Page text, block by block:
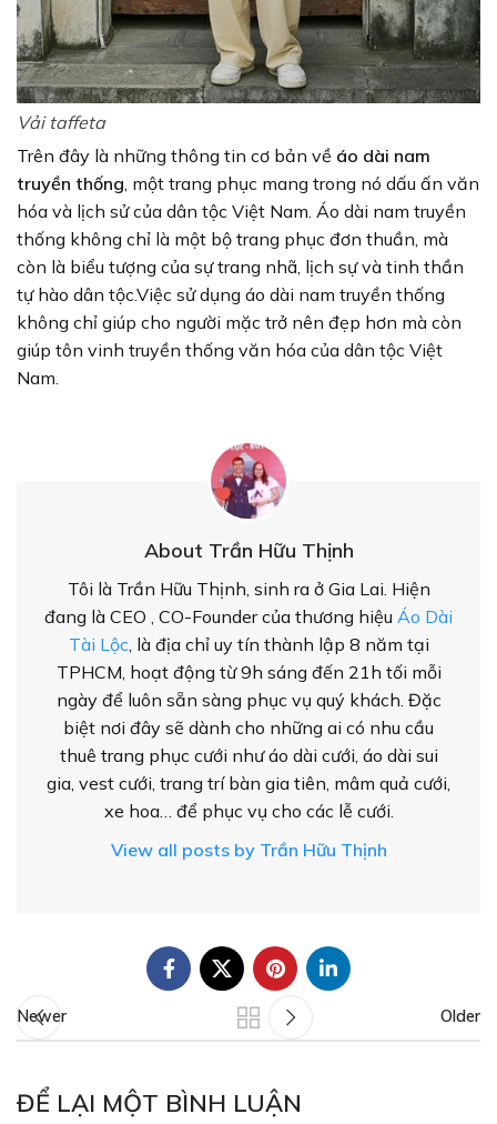
Vải taffeta
Trên đây là những thông tin cơ bản về áo dài nam
truyền thống , một trang phục mang trong nó dấu ấn văn
hóa và lịch sử của dân tộc Việt Nam. Áo dài nam truyền
thống không chỉ là một bộ trang phục đơn thuần, mà
còn là biểu tượng của sự trang nhã, lịch sự và tinh thần
tự hào dân tộc.Việc sử dụng áo dài nam truyền thống
không chỉ giúp cho người mặc trở nên đẹp hơn mà còn
giúp tôn vinh truyền thống văn hóa của dân tộc Việt
Nam.
About Trần Hữu Thịnh
Tôi là Trần Hữu Thịnh, sinh ra ở Gia Lai. Hiện
đang là CEO , CO-Founder của thương hiệu Áo Dài
Tài Lộc , là địa chỉ uy tín thành lập 8 năm tại
TPHCM, hoạt động từ 9h sáng đến 21h tối mỗi
ngày để luôn sẵn sàng phục vụ quý khách. Đặc
biệt nơi đây sẽ dành cho những ai có nhu cầu
thuê trang phục cưới như áo dài cưới, áo dài sui
gia, vest cưới, trang trí bàn gia tiên, mâm quả cưới,
xe hoa… để phục vụ cho các lễ cưới.
View all posts by Trần Hữu Thịnh
Newer Older
ĐỂ LẠI MỘT BÌNH LUẬN